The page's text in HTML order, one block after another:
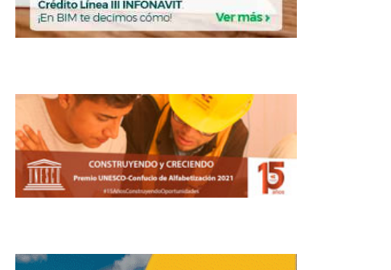
Participa México activamente en Habitat III
URBANISMO